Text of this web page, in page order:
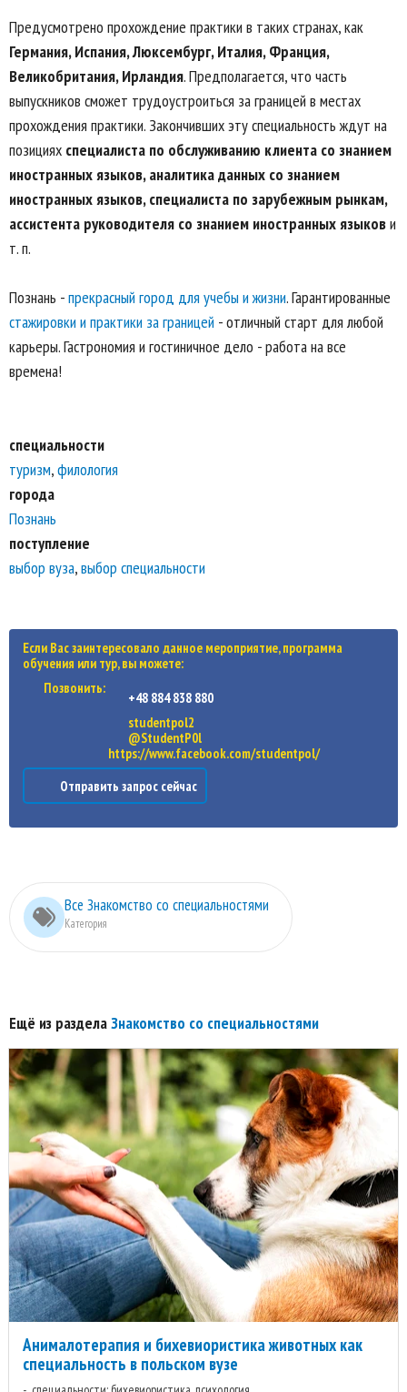
Предусмотрено прохождение практики в таких странах, как
Германия, Испания, Люксембург, Италия, Франция,
Великобритания, Ирландия. Предполагается, что часть
выпускников сможет трудоустроиться за границей в местах
прохождения практики. Закончивших эту специальность ждут на
позициях специалиста по обслуживанию клиента со знанием
иностранных языков, аналитика данных со знанием
иностранных языков, специалиста по зарубежным рынкам,
ассистента руководителя со знанием иностранных языкови
т. п.
Познань -прекрасный город для учебы и жизни. Гарантированные
стажировки и практики за границей - отличный старт для любой
карьеры. Гастрономия и гостиничное дело - работа на все
времена!
специальности
туризм,филология
города
Познань
поступление
выбор вуза,выбор специальности
Если Вас заинтересовало данное мероприятие, программа
обучения или тур, вы можете:
Позвонить:
+48 884 838 880
studentpol2
@StudentP0l
https://www.facebook.com/studentpol/
Отправить запрос сейчас
Все Знакомство со специальностями
Категория
Ещё из разделаЗнакомство со специальностями
Анималотерапия и бихевиористика животных как
специальность в польском вузе